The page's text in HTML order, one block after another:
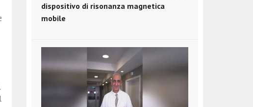
dispositivo di risonanza magnetica
mobile